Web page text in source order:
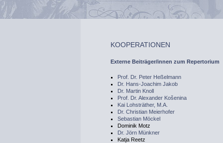
KOOPERATIONEN
Externe Beiträger/innen zum Repertorium
Prof. Dr. Peter Heßelmann
Dr. Hans-Joachim Jakob
Dr. Martin Knoll
Prof. Dr. Alexander Košenina
Kai Lohsträther, M.A.
Dr. Christian Meierhofer
Sebastian Möckel
Dominik Motz
Dr. Jörn Münkner
Katja Reetz